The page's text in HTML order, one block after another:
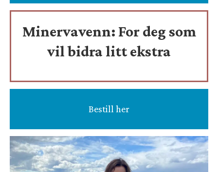
Minervavenn: For deg som
vil bidra litt ekstra
Bestill her